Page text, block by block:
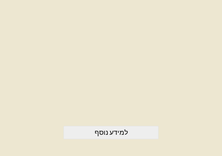
למידע נוסף